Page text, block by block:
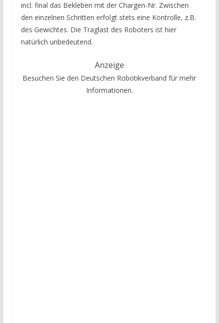
incl. final das Bekleben mit der Chargen-Nr. Zwischen
den einzelnen Schritten erfolgt stets eine Kontrolle, z.B.
des Gewichtes. Die Traglast des Roboters ist hier
natürlich unbedeutend.
Anzeige
Besuchen Sie den Deutschen Robotikverband für mehr
Informationen.